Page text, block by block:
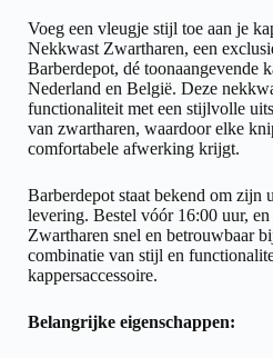
Voeg een vleugje stijl toe aan je
Nekkwast Zwartharen, een
Barberdepot, dé toonaangevende
Nederland en België. Deze
functionaliteit met een stijlvolle
van zwartharen, waardoor elke
comfortabele afwerking krijgt.
Barberdepot staat bekend om zijn
levering. Bestel vóór 16:00 uur,
Zwartharen snel en betrouwbaar
combinatie van stijl en
kappersaccessoire.
Belangrijke eigenschappen: